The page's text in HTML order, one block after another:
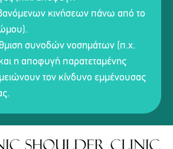
κινήσεων πάνω από το
συνοδών νοσημάτων (π.χ.
η αποφυγή παρατεταμένης
τον κίνδυνο εμμένουσας